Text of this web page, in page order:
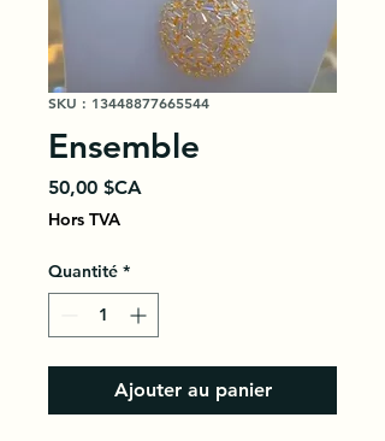
SKU : 13448877665544
Ensemble
50,00 $CA
Hors TVA
Quantité *
Ajouter au panier